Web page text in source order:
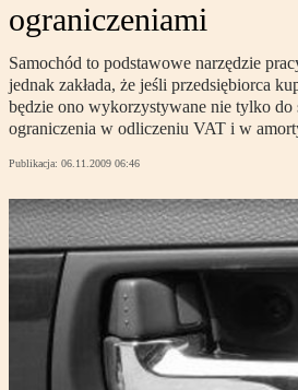
ograniczeniami
Samochód to podstawowe narzędzie
jednak zakłada, że jeśli przedsiębiorca
będzie ono wykorzystywane nie tylko do
ograniczenia w odliczeniu VAT i w
Publikacja: 06.11.2009 06:46